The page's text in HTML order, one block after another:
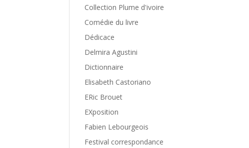
Collection Plume d'ivoire
Comédie du livre
Dédicace
Delmira Agustini
Dictionnaire
Elisabeth Castoriano
ERic Brouet
EXposition
Fabien Lebourgeois
Festival correspondance